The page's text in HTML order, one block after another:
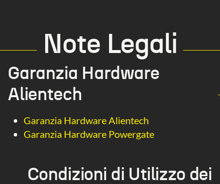
Note Legali
Garanzia Hardware
Alientech
Garanzia Hardware Alientech
Garanzia Hardware Powergate
Condizioni di Utilizzo dei